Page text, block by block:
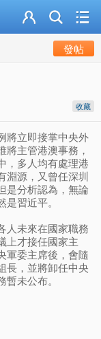
發帖
收藏
將立即接掌中央外
主管港澳事務，
，多人均有處理港
淵源，又曾任深圳
是分析認為，無論
習近平。
人未來在國家職務
上才接任國家主
軍委主席後，會隨
長，並將卸任中央
未公布。